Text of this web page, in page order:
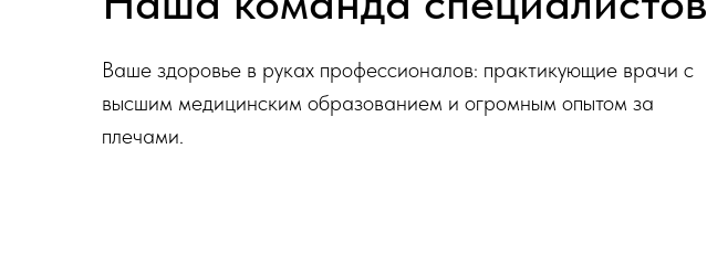
Ваше здоровье в руках профессионалов: практикующие врачи с
высшим медицинским образованием и огромным опытом за
плечами.